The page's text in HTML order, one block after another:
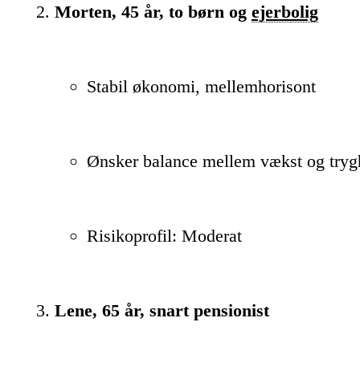
Morten, 45 år, to børn og ejerbolig
Stabil økonomi, mellemhorisont
Ønsker balance mellem vækst og
Risikoprofil: Moderat
Lene, 65 år, snart pensionist